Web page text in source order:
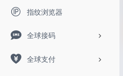
指纹浏览器
全球接码
全球支付